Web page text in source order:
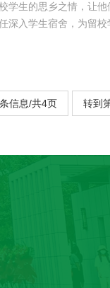
学生的思乡之情，让
深入学生宿舍，为留
舍。每推开一扇宿舍门
信息/共4页 转到